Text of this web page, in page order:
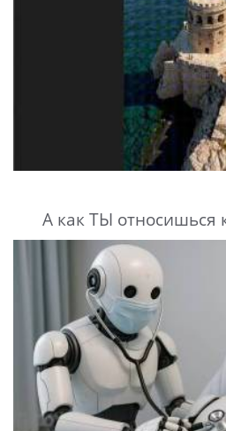
А как ТЫ относишься